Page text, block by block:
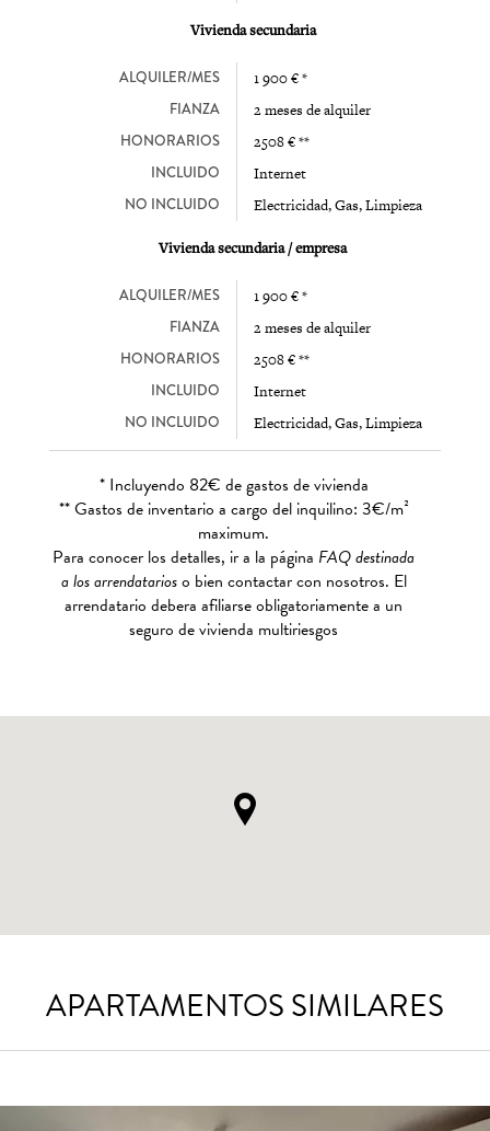
Vivienda secundaria
ALQUILER/MES 1 900 € *
FIANZA 2 meses de alquiler
HONORARIOS 2508 € **
INCLUIDO Internet
NO INCLUIDO Electricidad, Gas, Limpieza
Vivienda secundaria / empresa
ALQUILER/MES 1 900 € *
FIANZA 2 meses de alquiler
HONORARIOS 2508 € **
INCLUIDO Internet
NO INCLUIDO Electricidad, Gas, Limpieza
* Incluyendo 82€ de gastos de vivienda
** Gastos de inventario a cargo del inquilino: 3€/m²
maximum.
Para conocer los detalles, ir a la página FAQ destinada
a los arrendatarioso bien contactar con nosotros. El
arrendatario debera afiliarse obligatoriamente a un
seguro de vivienda multiriesgos
APARTAMENTOS SIMILARES